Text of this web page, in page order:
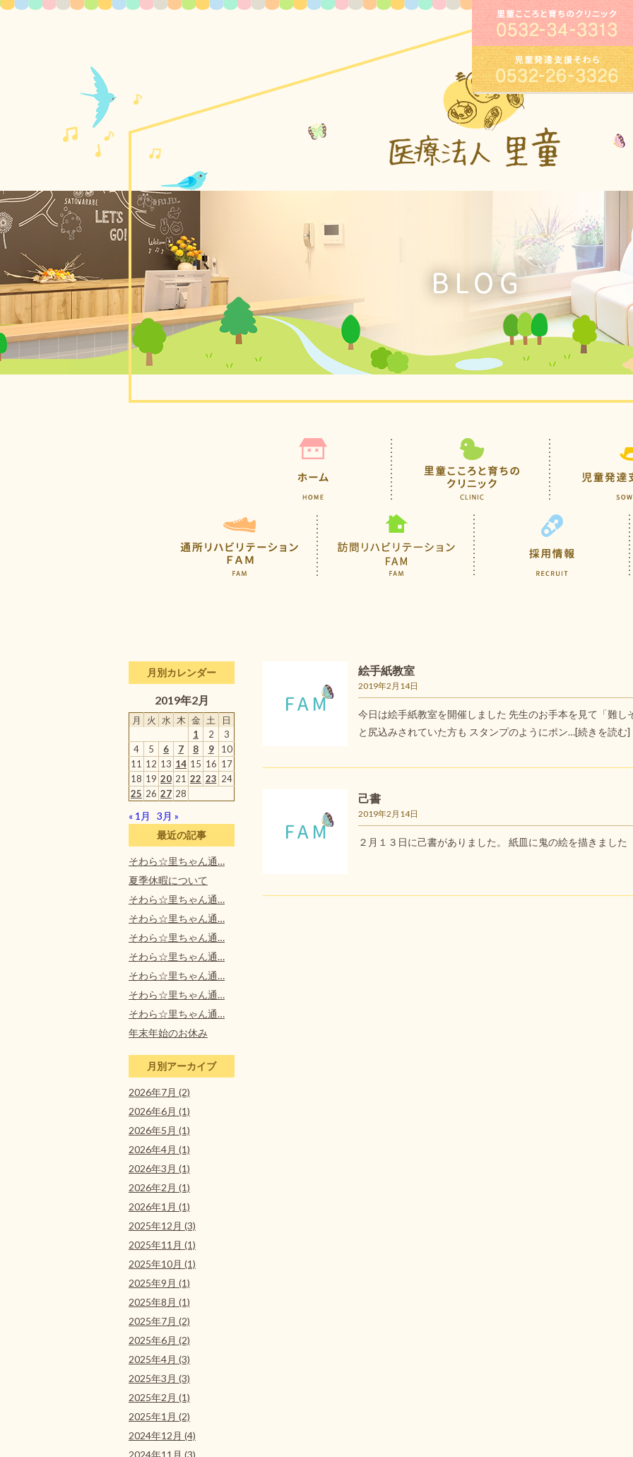
絵手紙教室
2019年2月14日
今日は絵手紙教室を開催しました 先生のお手本を見て「難し
と尻込みされていた方も スタンプのようにポン…[続きを読む]
己書
2019年2月14日
２月１３日に己書がありました。 紙皿に鬼の絵を描きました
月別カレンダー
2019年2月
月 火 水 木 金 土
日
1
2
3
4
5 6 7 8 9
10
11 12 13 14 15 16 17
18 19 20 21 22 23 24
25 26 27 28
« 1月
3月 »
最近の記事
そわら☆里ちゃん通…
夏季休暇について
そわら☆里ちゃん通…
そわら☆里ちゃん通…
そわら☆里ちゃん通…
そわら☆里ちゃん通…
そわら☆里ちゃん通…
そわら☆里ちゃん通…
そわら☆里ちゃん通…
年末年始のお休み
月別アーカイブ
2026年7月 (2)
2026年6月 (1)
2026年5月 (1)
2026年4月 (1)
2026年3月 (1)
2026年2月 (1)
2026年1月 (1)
2025年12月 (3)
2025年11月 (1)
2025年10月 (1)
2025年9月 (1)
2025年8月 (1)
2025年7月 (2)
2025年6月 (2)
2025年4月 (3)
2025年3月 (3)
2025年2月 (1)
2025年1月 (2)
2024年12月 (4)
2024年11月 (3)